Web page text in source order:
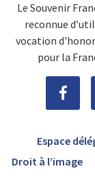
Le Souvenir
reconnue
vocation
pour la
Espace
Droit à l’image